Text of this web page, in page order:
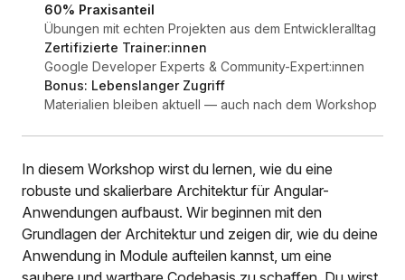
60% Praxisanteil
Übungen mit echten Projekten aus dem Entwickleralltag
Zertifizierte Trainer:innen
Google Developer Experts & Community-Expert:innen
Bonus: Lebenslanger Zugriff
Materialien bleiben aktuell — auch nach dem Workshop
In diesem Workshop wirst du lernen, wie du eine
robuste und skalierbare Architektur für Angular-
Anwendungen aufbaust. Wir beginnen mit den
Grundlagen der Architektur und zeigen dir, wie du deine
Anwendung in Module aufteilen kannst, um eine